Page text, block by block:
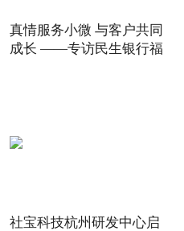
真情服务小微 与客户共同
成长 ——专访民生银行福
社宝科技杭州研发中心启